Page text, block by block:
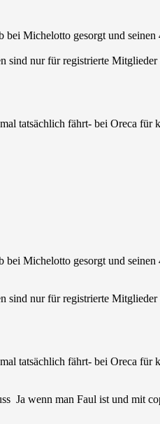
Michelotto gesorgt und seinen
sind nur für registrierte
tatsächlich fährt- bei Oreca
Michelotto gesorgt und seinen
sind nur für registrierte
tatsächlich fährt- bei Oreca
Ja wenn man Faul ist und mit